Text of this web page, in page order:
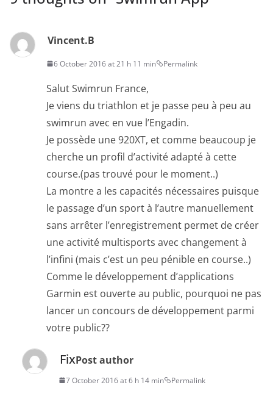
Vincent.B
6 October 2016 at 21 h 11 min Permalink
Salut Swimrun France,
Je viens du triathlon et je passe peu à peu au
swimrun avec en vue l’Engadin.
Je possède une 920XT, et comme beaucoup je
cherche un profil d’activité adapté à cette
course.(pas trouvé pour le moment..)
La montre a les capacités nécessaires puisque
le passage d’un sport à l’autre manuellement
sans arrêter l’enregistrement permet de créer
une activité multisports avec changement à
l’infini (mais c’est un peu pénible en course..)
Comme le développement d’applications
Garmin est ouverte au public, pourquoi ne pas
lancer un concours de développement parmi
votre public??
FixPost author
7 October 2016 at 6 h 14 min Permalink